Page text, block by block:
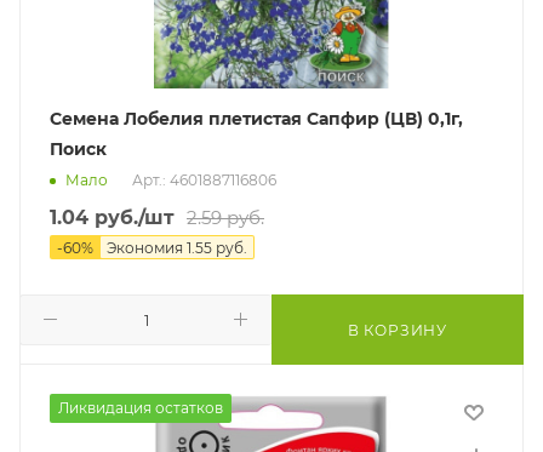
Семена Лобелия плетистая Сапфир (ЦВ) 0,1г,
Поиск
Мало Арт.: 4601887116806
1.04 руб./шт 2.59руб.
-60% Экономия 1.55 руб.
В КОРЗИНУ
Ликвидация остатков